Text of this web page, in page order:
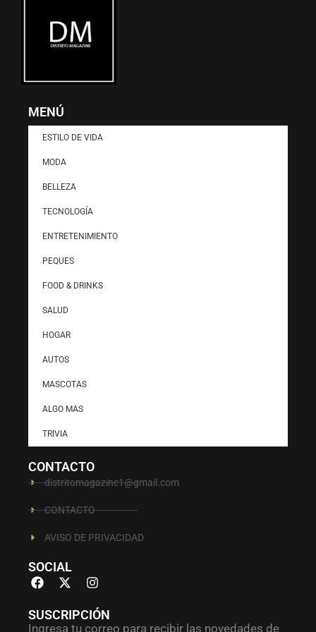
MENÚ
ESTILO DE VIDA
MODA
BELLEZA
TECNOLOGÍA
ENTRETENIMIENTO
PEQUES
FOOD & DRINKS
SALUD
HOGAR
AUTOS
MASCOTAS
ALGO MAS
TRIVIA
CONTACTO
distritomagazine1@gmail.com
CONTACTO
AVISO DE PRIVACIDAD
SOCIAL
SUSCRIPCIÓN
Ingresa tu correo para recibir las novedades de